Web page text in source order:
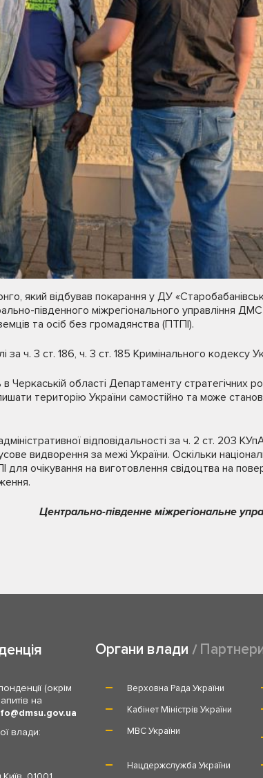
який відбував покарання у ДУ
південного міжрегіонального управління ДМС
та осіб без громадянства (ПТПІ).
ч. 3 ст. 186, ч. 3 ст. 185 Кримінального кодексу
Черкаській області Департаменту стратегічних
територію України самостійно та може
відповідальності за ч. 2 ст. 203
видворення за межі України. Оскільки
очікування на виготовлення свідоцтва на
Центрально-південне міжрегіональне
(окрім
на
dmsu.gov.ua
влади:
Органи влади
Верховна Рада України
Кабінет Міністрів України
МВС України
Нацдержслужба України